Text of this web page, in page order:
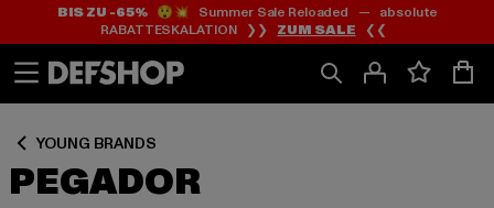
Zum
Inhalt
springen
Zum
Fußzeile
springen
BIS ZU -65%😲💥 Summer Sale Reloaded — absolute
RABATTESKALATION ❯❯ ZUM SALE ❮❮
YOUNG BRANDS
PEGADOR
Zum
Produktraster
springen